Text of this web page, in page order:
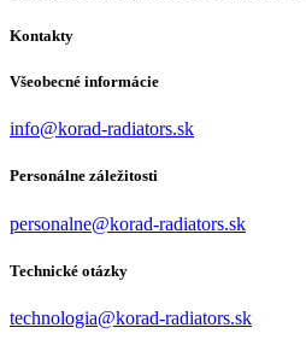
Kontakty
Všeobecné informácie
info@korad-radiators.sk
Personálne záležitosti
personalne@korad-radiators.sk
Technické otázky
technologia@korad-radiators.sk